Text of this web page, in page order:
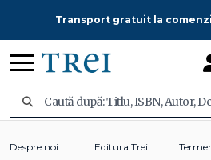
Transport gratuit la
Despre noi
Editura Trei